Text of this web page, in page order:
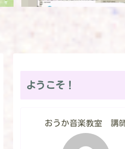
ようこそ！
おうか音楽教室 講